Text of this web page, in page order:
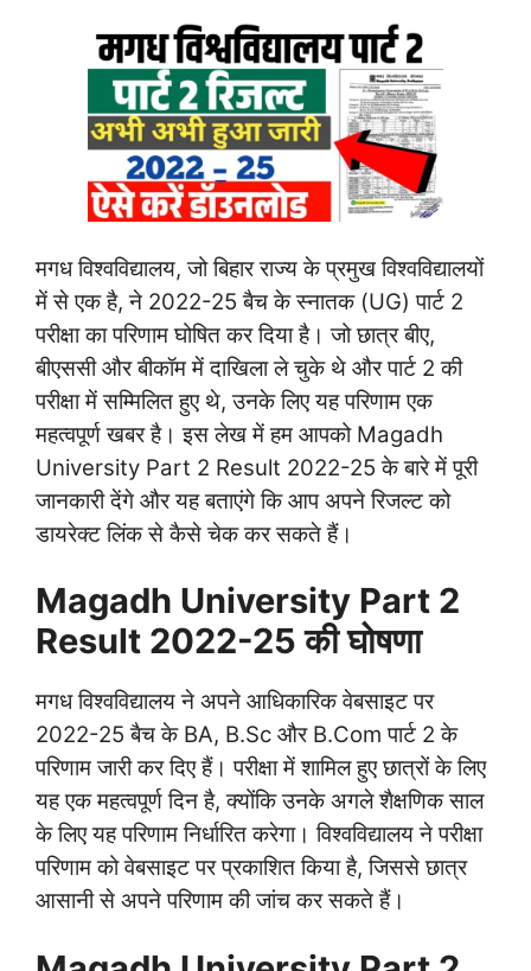
मगध विश्वविद्यालय, जो बिहार राज्य के प्रमुख विश्वविद्यालयों
में से एक है, ने 2022-25 बैच के स्नातक (UG) पार्ट 2
परीक्षा का परिणाम घोषित कर दिया है। जो छात्र बीए,
बीएससी और बीकॉम में दाखिला ले चुके थे और पार्ट 2 की
परीक्षा में सम्मिलित हुए थे, उनके लिए यह परिणाम एक
महत्वपूर्ण खबर है। इस लेख में हम आपको Magadh
University Part 2 Result 2022-25 के बारे में पूरी
जानकारी देंगे और यह बताएंगे कि आप अपने रिजल्ट को
डायरेक्ट लिंक से कैसे चेक कर सकते हैं।
Magadh University Part 2
Result 2022-25 की घोषणा
मगध विश्वविद्यालय ने अपने आधिकारिक वेबसाइट पर
2022-25 बैच के BA, B.Sc और B.Com पार्ट 2 के
परिणाम जारी कर दिए हैं। परीक्षा में शामिल हुए छात्रों के लिए
यह एक महत्वपूर्ण दिन है, क्योंकि उनके अगले शैक्षणिक साल
के लिए यह परिणाम निर्धारित करेगा। विश्वविद्यालय ने परीक्षा
परिणाम को वेबसाइट पर प्रकाशित किया है, जिससे छात्र
आसानी से अपने परिणाम की जांच कर सकते हैं।